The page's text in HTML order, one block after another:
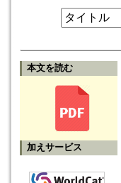
本文を読む
加えサービス